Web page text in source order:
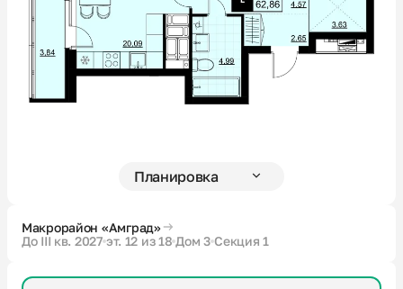
Новости
О компании
Макрорайон «Амград»
До III кв. 2027 эт. 12 из 18 Дом 3 Секция 1